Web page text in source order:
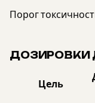
Порог
ДОЗИРОВКИ
Цель